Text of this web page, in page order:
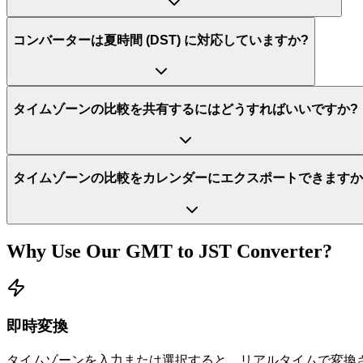
コンバーターは夏時間 (DST) に対応していますか?
タイムゾーンの比較を共有するにはどうすればいいですか?
タイムゾーンの比較をカレンダーにエクスポートできます
Why Use Our GMT to JST Converter?
即時変換
タイムゾーンを入力または選択すると、リアルタイムで変換